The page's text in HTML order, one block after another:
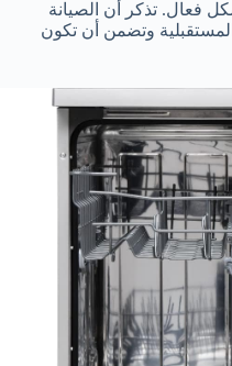
فعال. تذكر أن الصيانة
وتضمن أن تكون